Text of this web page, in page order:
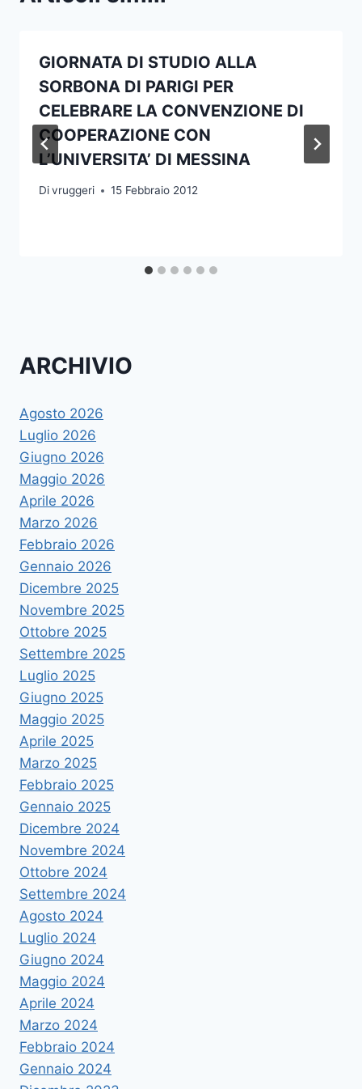
GIORNATA DI STUDIO ALLA
SORBONA DI PARIGI PER
CELEBRARE LA CONVENZIONE DI
COOPERAZIONE CON
L’UNIVERSITA’ DI MESSINA
Divruggeri 15 Febbraio 2012
ARCHIVIO
Agosto 2026
Luglio 2026
Giugno 2026
Maggio 2026
Aprile 2026
Marzo 2026
Febbraio 2026
Gennaio 2026
Dicembre 2025
Novembre 2025
Ottobre 2025
Settembre 2025
Luglio 2025
Giugno 2025
Maggio 2025
Aprile 2025
Marzo 2025
Febbraio 2025
Gennaio 2025
Dicembre 2024
Novembre 2024
Ottobre 2024
Settembre 2024
Agosto 2024
Luglio 2024
Giugno 2024
Maggio 2024
Aprile 2024
Marzo 2024
Febbraio 2024
Gennaio 2024